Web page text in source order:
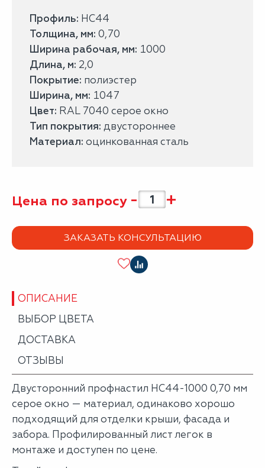
Профиль: НС44
Толщина, мм: 0,70
Ширина рабочая, мм: 1000
Длина, м: 2,0
Покрытие: полиэстер
Ширина, мм: 1047
Цвет: RAL 7040 серое окно
Тип покрытия: двустороннее
Материал: оцинкованная сталь
Цена по запросу - +
ЗАКАЗАТЬ КОНСУЛЬТАЦИЮ
ОПИСАНИЕ
ВЫБОР ЦВЕТА
ДОСТАВКА
ОТЗЫВЫ
Двусторонний профнастил НС44-1000 0,70 мм
серое окно — материал, одинаково хорошо
подходящий для отделки крыши, фасада и
забора. Профилированный лист легок в
монтаже и доступен по цене.